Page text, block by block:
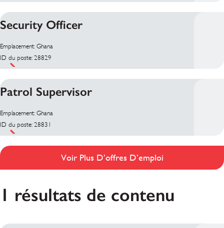
Security Officer
Emplacement: Ghana
ID du poste: 28829
Patrol Supervisor
Emplacement: Ghana
ID du poste: 28831
Voir Plus D’offres D’emploi
1 résultats de contenu